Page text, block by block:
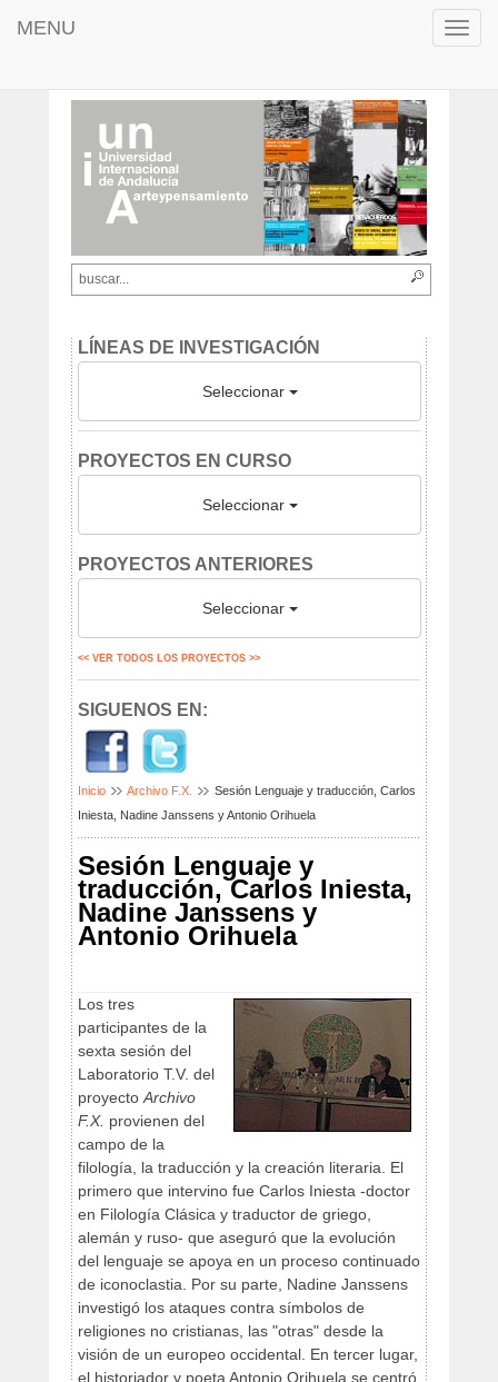
MENU
LÍNEAS DE INVESTIGACIÓN
Seleccionar
PROYECTOS EN CURSO
Seleccionar
PROYECTOS ANTERIORES
Seleccionar
<< VER TODOS LOS PROYECTOS >>
SIGUENOS EN:
Inicio Archivo F.X.
Sesión Lenguaje y traducción, Carlos
Iniesta, Nadine Janssens y Antonio Orihuela
Sesión Lenguaje y
traducción, Carlos Iniesta,
Nadine Janssens y
Antonio Orihuela
Los tres
participantes de la
sexta sesión del
Laboratorio T.V. del
proyecto Archivo
F.X. provienen del
campo de la
filología, la traducción y la creación literaria. El
primero que intervino fue Carlos Iniesta -doctor
en Filología Clásica y traductor de griego,
alemán y ruso- que aseguró que la evolución
del lenguaje se apoya en un proceso continuado
de iconoclastia. Por su parte, Nadine Janssens
investigó los ataques contra símbolos de
religiones no cristianas, las "otras" desde la
visión de un europeo occidental. En tercer lugar,
el historiador y poeta Antonio Orihuela se centró